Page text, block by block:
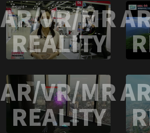
AR/VR/MR
REALITY
AR/VR/MR
REALITY